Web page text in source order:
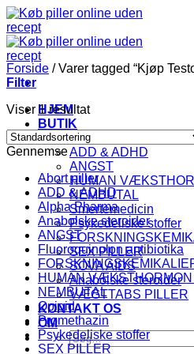
Fortsæt
til
indhold
HJEM
BUTIK
KATEGORI
ADD & ADHD
ANGST
HUMAN
NEMBUTAL
Smertemedicin
Psykedeliske stoffer
SEX PILLER
SOVA AIDS
Anabolske steroider
VÆGTTABS PILLER
KONTAKT OS
OM
Søg
efter:
Forside /Varer tagged “Kjøp
Filter
Viser 1 resultat
Gennemse
Abort piller
ADD & ADHD
Alpha Pharma
Anabolske steroider
ANGST
Fluoroquinolon antibiotika
HUMAN VÆKSTHORMON
NEMBUTAL
Opioid
Promethazin
Psykedeliske stoffer
SEX PILLER